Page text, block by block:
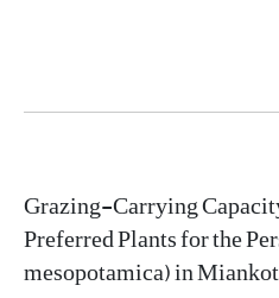
Grazing-Carrying
Preferred Plants for the
mesopotamica) in